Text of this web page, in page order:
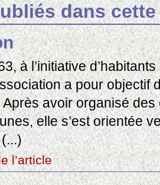
dans
à l’initiative
a pour objectif
avoir organisé
elle s’est orientée
l’article